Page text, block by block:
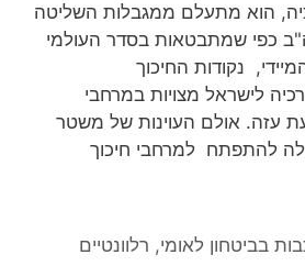
הוא מתעלם ממגבלות השליטה
כפי שמתבטאות בסדר העולמי
נקודות החיכוך
לישראל מצויות במרחבי
עזה. אולם העוינות של משטר
להתפתח למרחבי חיכוך
בביטחון לאומי, רלוונטיים